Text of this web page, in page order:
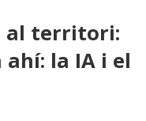
al territori:
la IA i el